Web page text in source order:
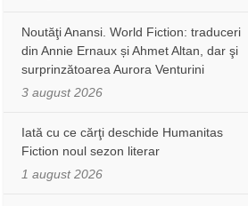
Noutăţi Anansi. World Fiction: traduceri
din Annie Ernaux și Ahmet Altan, dar şi
surprinzătoarea Aurora Venturini
3 august 2026
Iată cu ce cărţi deschide Humanitas
Fiction noul sezon literar
1 august 2026